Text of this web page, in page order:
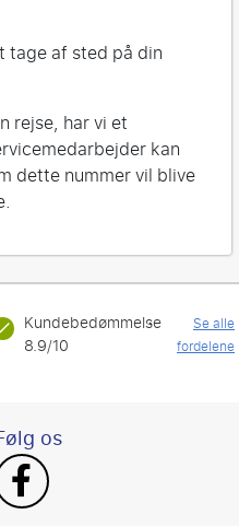
tage af sted på din
rejse, har vi et
kan
dette nummer vil blive
Kundebedømmelse
8.9/10
Se alle
fordelene
os